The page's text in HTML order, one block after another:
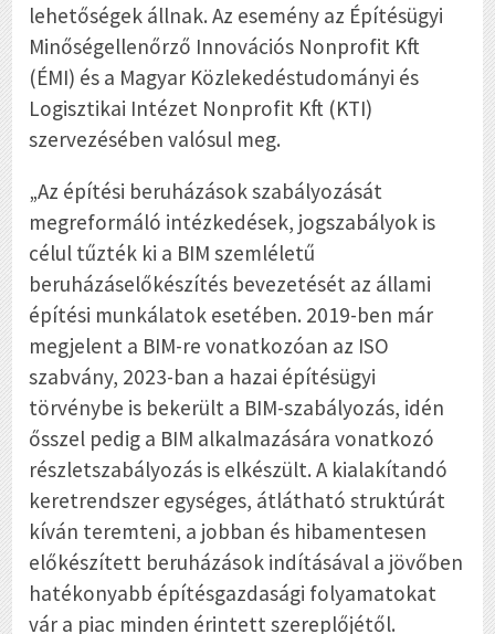
lehetőségek állnak. Az esemény az Építésügyi
Minőségellenőrző Innovációs Nonprofit Kft
(ÉMI) és a Magyar Közlekedéstudományi és
Logisztikai Intézet Nonprofit Kft (KTI)
szervezésében valósul meg.
„Az építési beruházások szabályozását
megreformáló intézkedések, jogszabályok is
célul tűzték ki a BIM szemléletű
beruházáselőkészítés bevezetését az állami
építési munkálatok esetében. 2019-ben már
megjelent a BIM-re vonatkozóan az ISO
szabvány, 2023-ban a hazai építésügyi
törvénybe is bekerült a BIM-szabályozás, idén
ősszel pedig a BIM alkalmazására vonatkozó
részletszabályozás is elkészült. A kialakítandó
keretrendszer egységes, átlátható struktúrát
kíván teremteni, a jobban és hibamentesen
előkészített beruházások indításával a jövőben
hatékonyabb építésgazdasági folyamatokat
vár a piac minden érintett szereplőjétől.